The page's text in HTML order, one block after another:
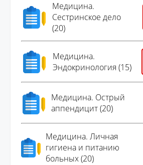
Медицина.
Сестринское дело
(20)
Медицина.
Эндокринология (15)
Медицина. Острый
аппендицит (20)
Медицина. Личная
гигиена и питанию
больных (20)